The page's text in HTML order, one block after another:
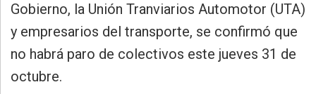
Provincia
»
Salud
Gobierno, la Unión Tranviarios Automotor (UTA)
y empresarios del transporte, se confirmó que
no habrá paro de colectivos este jueves 31 de
octubre.